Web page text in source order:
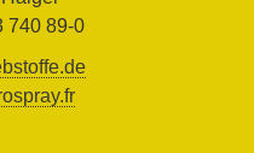
740 89-0